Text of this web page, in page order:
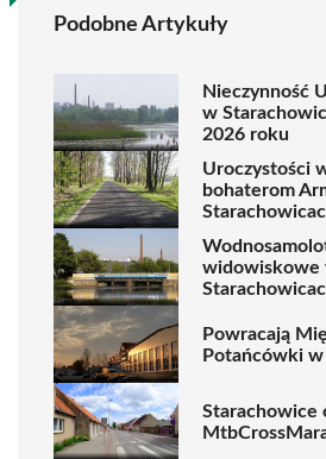
Podobne Artykuły
Nieczynność
w
2026 roku
Uroczystości
bohaterom
widowiskowe
Powracają
Potańcówki
Starachowice